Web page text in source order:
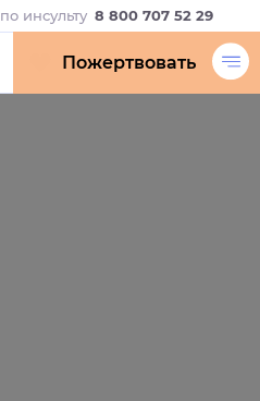
по инсульту 8 800 707 52 29
Пожертвовать